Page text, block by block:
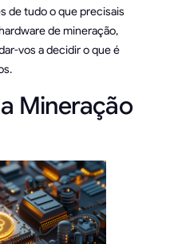
de tudo o que precisais
de mineração,
vos a decidir o que é
Mineração